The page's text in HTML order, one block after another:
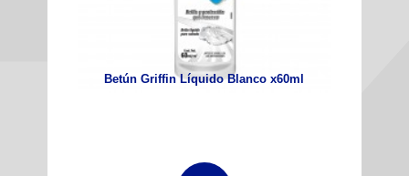
Betún Griffin Líquido Blanco x60ml